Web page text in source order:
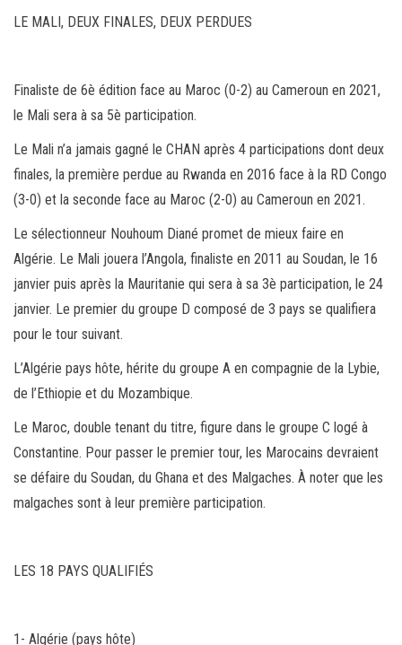
LE MALI, DEUX FINALES, DEUX PERDUES
Finaliste de 6è édition face au Maroc (0-2) au Cameroun en 2021,
le Mali sera à sa 5è participation.
Le Mali n’a jamais gagné le CHAN après 4 participations dont deux
finales, la première perdue au Rwanda en 2016 face à la RD Congo
(3-0) et la seconde face au Maroc (2-0) au Cameroun en 2021.
Le sélectionneur Nouhoum Diané promet de mieux faire en
Algérie. Le Mali jouera l’Angola, finaliste en 2011 au Soudan, le 16
janvier puis après la Mauritanie qui sera à sa 3è participation, le 24
janvier. Le premier du groupe D composé de 3 pays se qualifiera
pour le tour suivant.
L’Algérie pays hôte, hérite du groupe A en compagnie de la Lybie,
de l’Ethiopie et du Mozambique.
Le Maroc, double tenant du titre, figure dans le groupe C logé à
Constantine. Pour passer le premier tour, les Marocains devraient
se défaire du Soudan, du Ghana et des Malgaches. À noter que les
malgaches sont à leur première participation.
LES 18 PAYS QUALIFIÉS
1- Algérie (pays hôte)